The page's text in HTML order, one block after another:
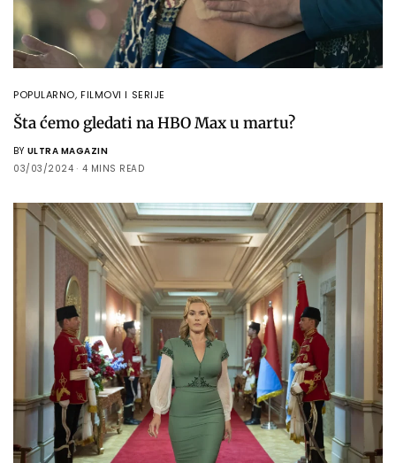
POPULARNO,FILMOVI I SERIJE
Šta ćemo gledati na HBO Max u martu?
BY ULTRA MAGAZIN
03/03/2024
4 MINS READ